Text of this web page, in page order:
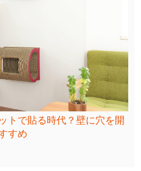
トで貼る時代？壁に穴を開
すめ